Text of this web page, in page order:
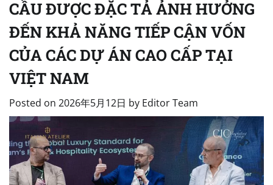
CẦU ĐƯỢC ĐẶC TẢ ẢNH HƯỞNG
ĐẾN KHẢ NĂNG TIẾP CẬN VỐN
CỦA CÁC DỰ ÁN CAO CẤP TẠI
VIỆT NAM
Posted on 2026年5月12日 by Editor Team